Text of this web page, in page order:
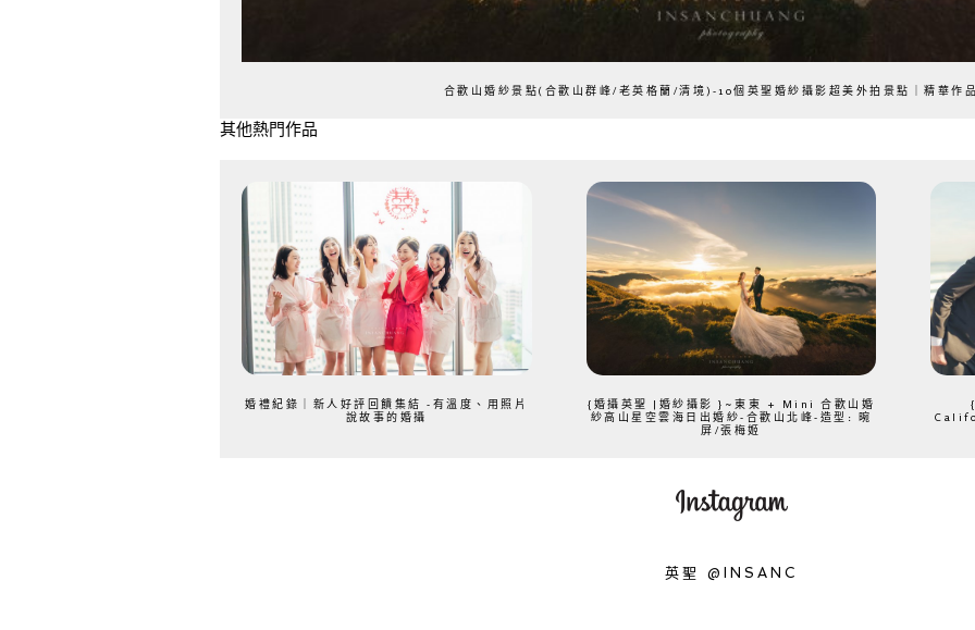
合歡山婚紗景點(合歡山群峰/老英格蘭/清境)-10個英聖婚紗攝影超美外拍景點｜精華作
其他熱門作品
婚禮紀錄｜新人好評回饋集結 -有溫度、用照片
說故事的婚攝
{婚攝英聖 |婚紗攝影 }~東東 + Mini 合歡山婚
紗高山星空雲海日出婚紗-合歡山北峰-造型: 晼
屏/張梅姬
英聖 @INSANC